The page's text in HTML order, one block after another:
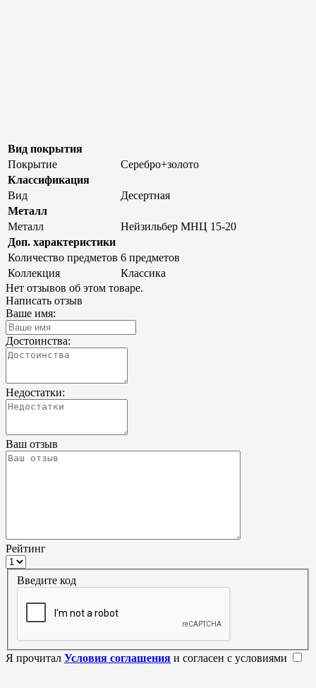
Вид покрытия
Покрытие
Серебро+золото
Классификация
Вид
Десертная
Металл
Металл
Нейзильбер МНЦ 15-20
Доп. характеристики
Количество предметов 6 предметов
Коллекция
Классика
Нет отзывов об этом товаре.
Написать отзыв
Ваше имя:
Достоинства:
Недостатки:
Ваш отзыв
Рейтинг
Введите код
Я прочитал Условия соглашения и согласен с условиями